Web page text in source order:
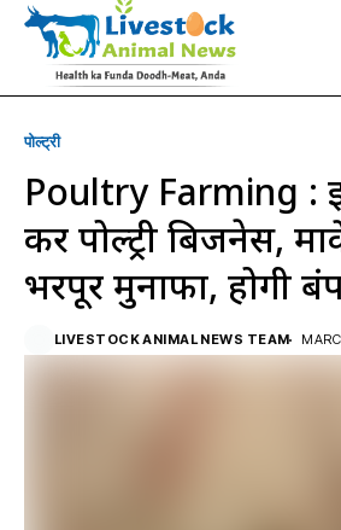
पोल्ट्री
Poultry Farming :
करें पोल्ट्री बिजनेस,
भरपूर मुनाफा, होगी
LIVESTOCK ANIMAL NEWS TEAM